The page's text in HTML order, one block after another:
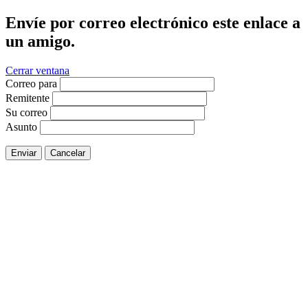
Envíe por correo electrónico este enlace a
un amigo.
Cerrar ventana
Correo para
Remitente
Su correo
Asunto
Enviar Cancelar